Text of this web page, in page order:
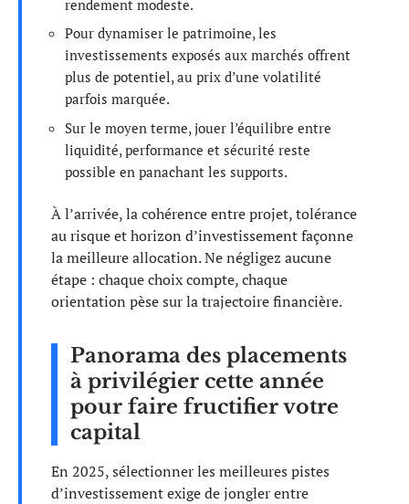
rendement modeste.
Pour dynamiser le patrimoine, les
investissements exposés aux marchés offrent
plus de potentiel, au prix d’une volatilité
parfois marquée.
Sur le moyen terme, jouer l’équilibre entre
liquidité, performance et sécurité reste
possible en panachant les supports.
À l’arrivée, la cohérence entre projet, tolérance
au risque et horizon d’investissement façonne
la meilleure allocation. Ne négligez aucune
étape : chaque choix compte, chaque
orientation pèse sur la trajectoire financière.
Panorama des placements
à privilégier cette année
pour faire fructifier votre
capital
En 2025, sélectionner les meilleures pistes
d’investissement exige de jongler entre